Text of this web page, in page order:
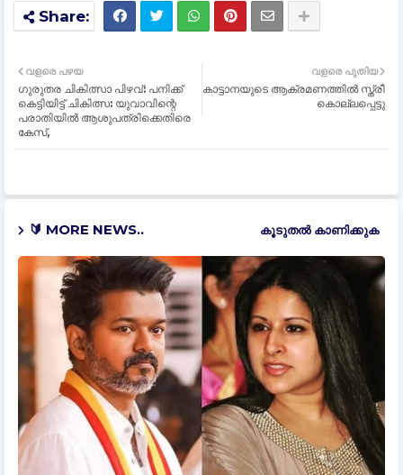
വളരെ പുതിയ
കാട്ടാനയുടെ ആക്രമണത്തിൽ സ്ത്രീ
കൊല്ലപ്പെട്ടു
വളരെ പഴയ
ഗുരുതര ചികിത്സാ പിഴവ്: പനിക്ക്
കെട്ടിയിട്ട് ചികിത്സ: യുവാവിന്റെ
പരാതിയില്‍ ആശുപത്രിക്കെതിരെ
കേസ്,
🔰 MORE NEWS.. കൂടുതൽ‍ കാണിക്കുക